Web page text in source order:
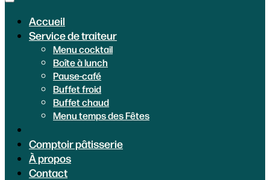
Accueil
Service de traiteur
Menu cocktail
Boîte à lunch
Pause-café
Buffet froid
Buffet chaud
Menu temps des Fêtes
Comptoir pâtisserie
À propos
Contact